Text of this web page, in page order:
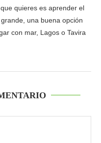
quieres es aprender el
una buena opción
con mar, Lagos o Tavira